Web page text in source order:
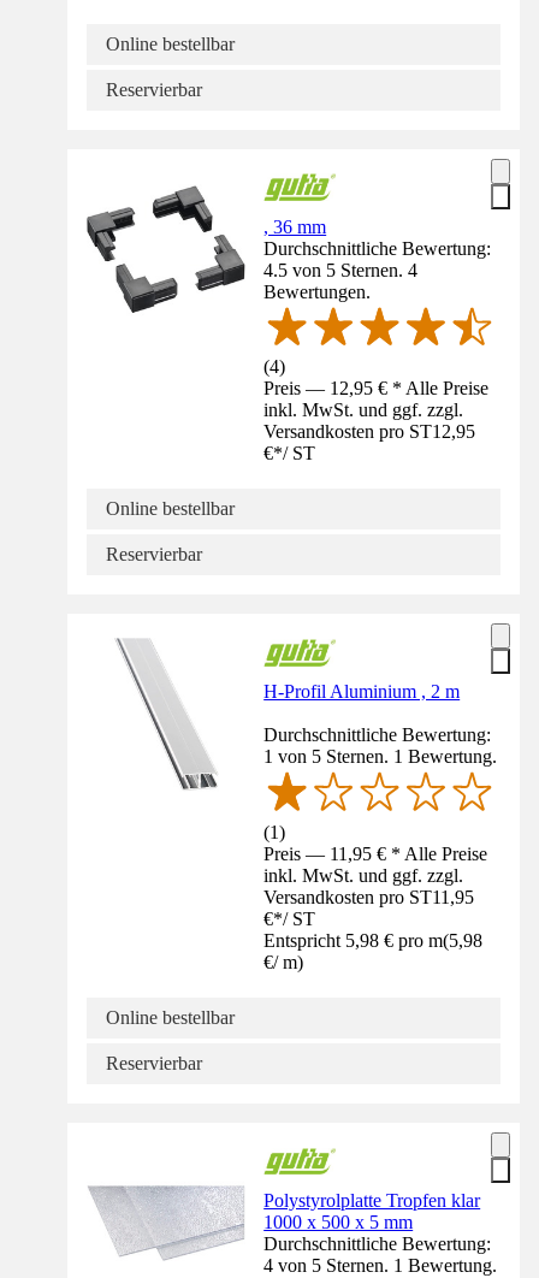
Online bestellbar
Reservierbar
, 36 mm
Durchschnittliche Bewertung:
4.5 von 5 Sternen. 4
Bewertungen.
(4)
Preis — 12,95 € * Alle Preise
inkl. MwSt. und ggf. zzgl.
Versandkosten pro ST12,95
€*/ ST
Online bestellbar
Reservierbar
H-Profil Aluminium , 2 m
Durchschnittliche Bewertung:
1 von 5 Sternen. 1 Bewertung.
(1)
Preis — 11,95 € * Alle Preise
inkl. MwSt. und ggf. zzgl.
Versandkosten pro ST11,95
€*/ ST
Entspricht 5,98 € pro m(5,98
€/ m)
Online bestellbar
Reservierbar
Polystyrolplatte Tropfen klar
1000 x 500 x 5 mm
Durchschnittliche Bewertung:
4 von 5 Sternen. 1 Bewertung.